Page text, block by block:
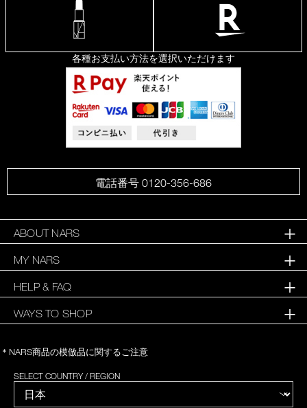
各種お支払い方法を選択いただけます
電話番号 0120-356-686
ABOUT NARS
MY NARS
HELP & FAQ
WAYS TO SHOP
＊NARS商品の模倣品に関するご注意
SELECT COUNTRY / REGION